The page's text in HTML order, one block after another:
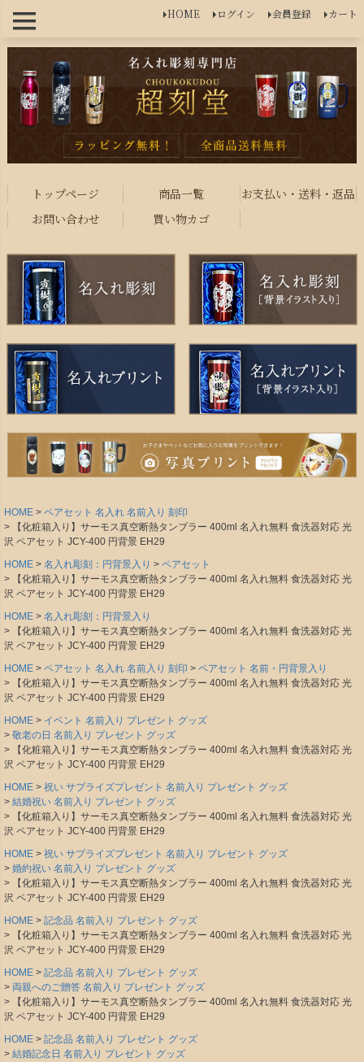
HOME ログイン 会員登録 カート
トップページ 商品一覧
お支払い・送料・返品
お問い合わせ
買い物カゴ
HOME
ペアセット 名入れ 名前入り 刻印
【化粧箱入り】サーモス真空断熱タンブラー 400ml 名入れ無料 食洗器対応 光
沢 ペアセット JCY-400 円背景 EH29
HOME
名入れ彫刻：円背景入り
ペアセット
【化粧箱入り】サーモス真空断熱タンブラー 400ml 名入れ無料 食洗器対応 光
沢 ペアセット JCY-400 円背景 EH29
HOME
名入れ彫刻：円背景入り
【化粧箱入り】サーモス真空断熱タンブラー 400ml 名入れ無料 食洗器対応 光
沢 ペアセット JCY-400 円背景 EH29
HOME
ペアセット 名入れ 名前入り 刻印
ペアセット 名前・円背景入り
【化粧箱入り】サーモス真空断熱タンブラー 400ml 名入れ無料 食洗器対応 光
沢 ペアセット JCY-400 円背景 EH29
HOME
イベント 名前入り プレゼント グッズ
敬老の日 名前入り プレゼント グッズ
【化粧箱入り】サーモス真空断熱タンブラー 400ml 名入れ無料 食洗器対応 光
沢 ペアセット JCY-400 円背景 EH29
HOME
祝い サプライズプレゼント 名前入り プレゼント グッズ
結婚祝い 名前入り プレゼント グッズ
【化粧箱入り】サーモス真空断熱タンブラー 400ml 名入れ無料 食洗器対応 光
沢 ペアセット JCY-400 円背景 EH29
HOME
祝い サプライズプレゼント 名前入り プレゼント グッズ
婚約祝い 名前入り プレゼント グッズ
【化粧箱入り】サーモス真空断熱タンブラー 400ml 名入れ無料 食洗器対応 光
沢 ペアセット JCY-400 円背景 EH29
HOME
記念品 名前入り プレゼント グッズ
【化粧箱入り】サーモス真空断熱タンブラー 400ml 名入れ無料 食洗器対応 光
沢 ペアセット JCY-400 円背景 EH29
HOME
記念品 名前入り プレゼント グッズ
両親へのご贈答 名前入り プレゼント グッズ
【化粧箱入り】サーモス真空断熱タンブラー 400ml 名入れ無料 食洗器対応 光
沢 ペアセット JCY-400 円背景 EH29
HOME
記念品 名前入り プレゼント グッズ
結婚記念日 名前入り プレゼント グッズ